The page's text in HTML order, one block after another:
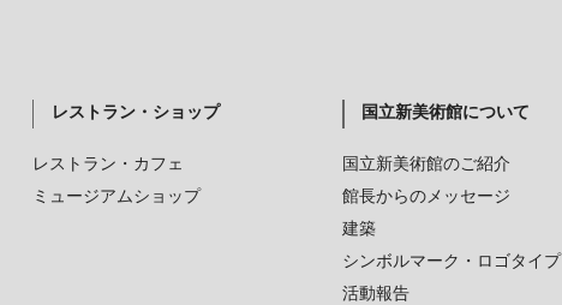
レストラン・ショップ
レストラン・カフェ
ミュージアムショップ
国立新美術館について
国立新美術館のご紹介
館長からのメッセージ
建築
シンボルマーク・ロゴタイプ
活動報告